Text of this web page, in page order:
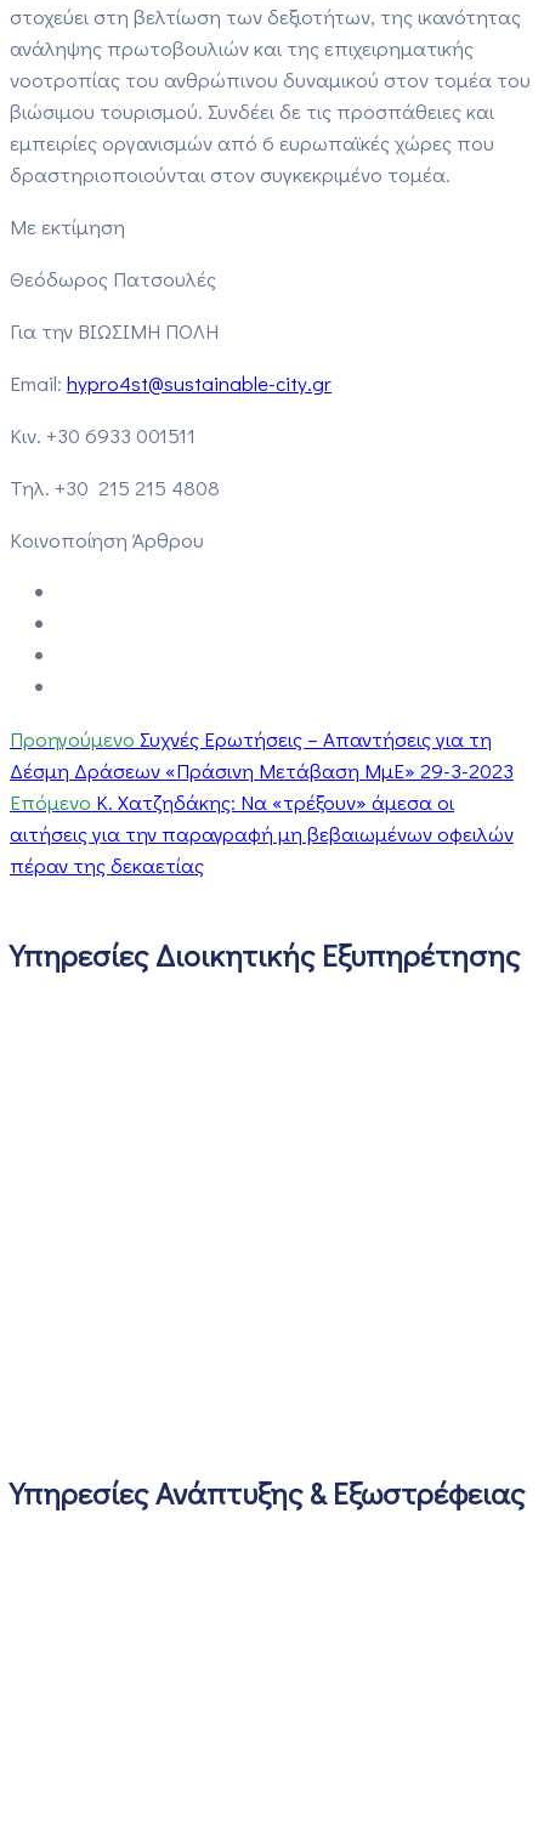
στοχεύει στη βελτίωση των δεξιοτήτων, της ικανότητας
ανάληψης πρωτοβουλιών και της επιχειρηματικής
νοοτροπίας του ανθρώπινου δυναμικού στον τομέα του
βιώσιμου τουρισμού. Συνδέει δε τις προσπάθειες και
εμπειρίες οργανισμών από 6 ευρωπαϊκές χώρες που
δραστηριοποιούνται στον συγκεκριμένο τομέα.
Με εκτίμηση
Θεόδωρος Πατσουλές
Για την ΒΙΩΣΙΜΗ ΠΟΛΗ
Email: hypro4st@sustainable-city.gr
Κιν. +30 6933 001511
Τηλ. +30 215 215 4808
Κοινοποίηση Άρθρου
Προηγούμενο Συχνές Ερωτήσεις – Απαντήσεις για τη
Δέσμη Δράσεων «Πράσινη Μετάβαση ΜμΕ» 29-3-2023
Επόμενο Κ. Χατζηδάκης: Να «τρέξουν» άμεσα οι
αιτήσεις για την παραγραφή μη βεβαιωμένων οφειλών
πέραν της δεκαετίας
Υπηρεσίες Διοικητικής Εξυπηρέτησης
Υπηρεσίες Ανάπτυξης & Εξωστρέφειας